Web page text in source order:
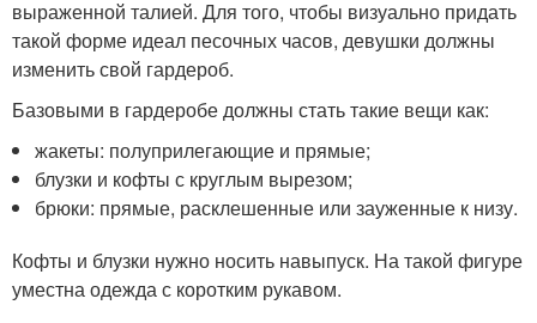
выраженной талией. Для того, чтобы визуально придать
такой форме идеал песочных часов, девушки должны
изменить свой гардероб.
Базовыми в гардеробе должны стать такие вещи как:
жакеты: полуприлегающие и прямые;
блузки и кофты с круглым вырезом;
брюки: прямые, расклешенные или зауженные к низу.
Кофты и блузки нужно носить навыпуск. На такой фигуре
уместна одежда с коротким рукавом.